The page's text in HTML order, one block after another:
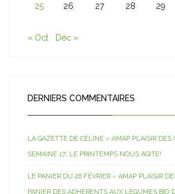
25 26 27 28 29
« Oct Déc »
DERNIERS COMMENTAIRES
LA GAZETTE DE CÉLINE « AMAP PLAISIR DES
SEMAINE 17: LE PRINTEMPS NOUS AGITE!
LE PANIER DU 26 FÉVRIER « AMAP PLAISIR
PANIER DES ADHÉRENTS AUX LÉGUMES BIO